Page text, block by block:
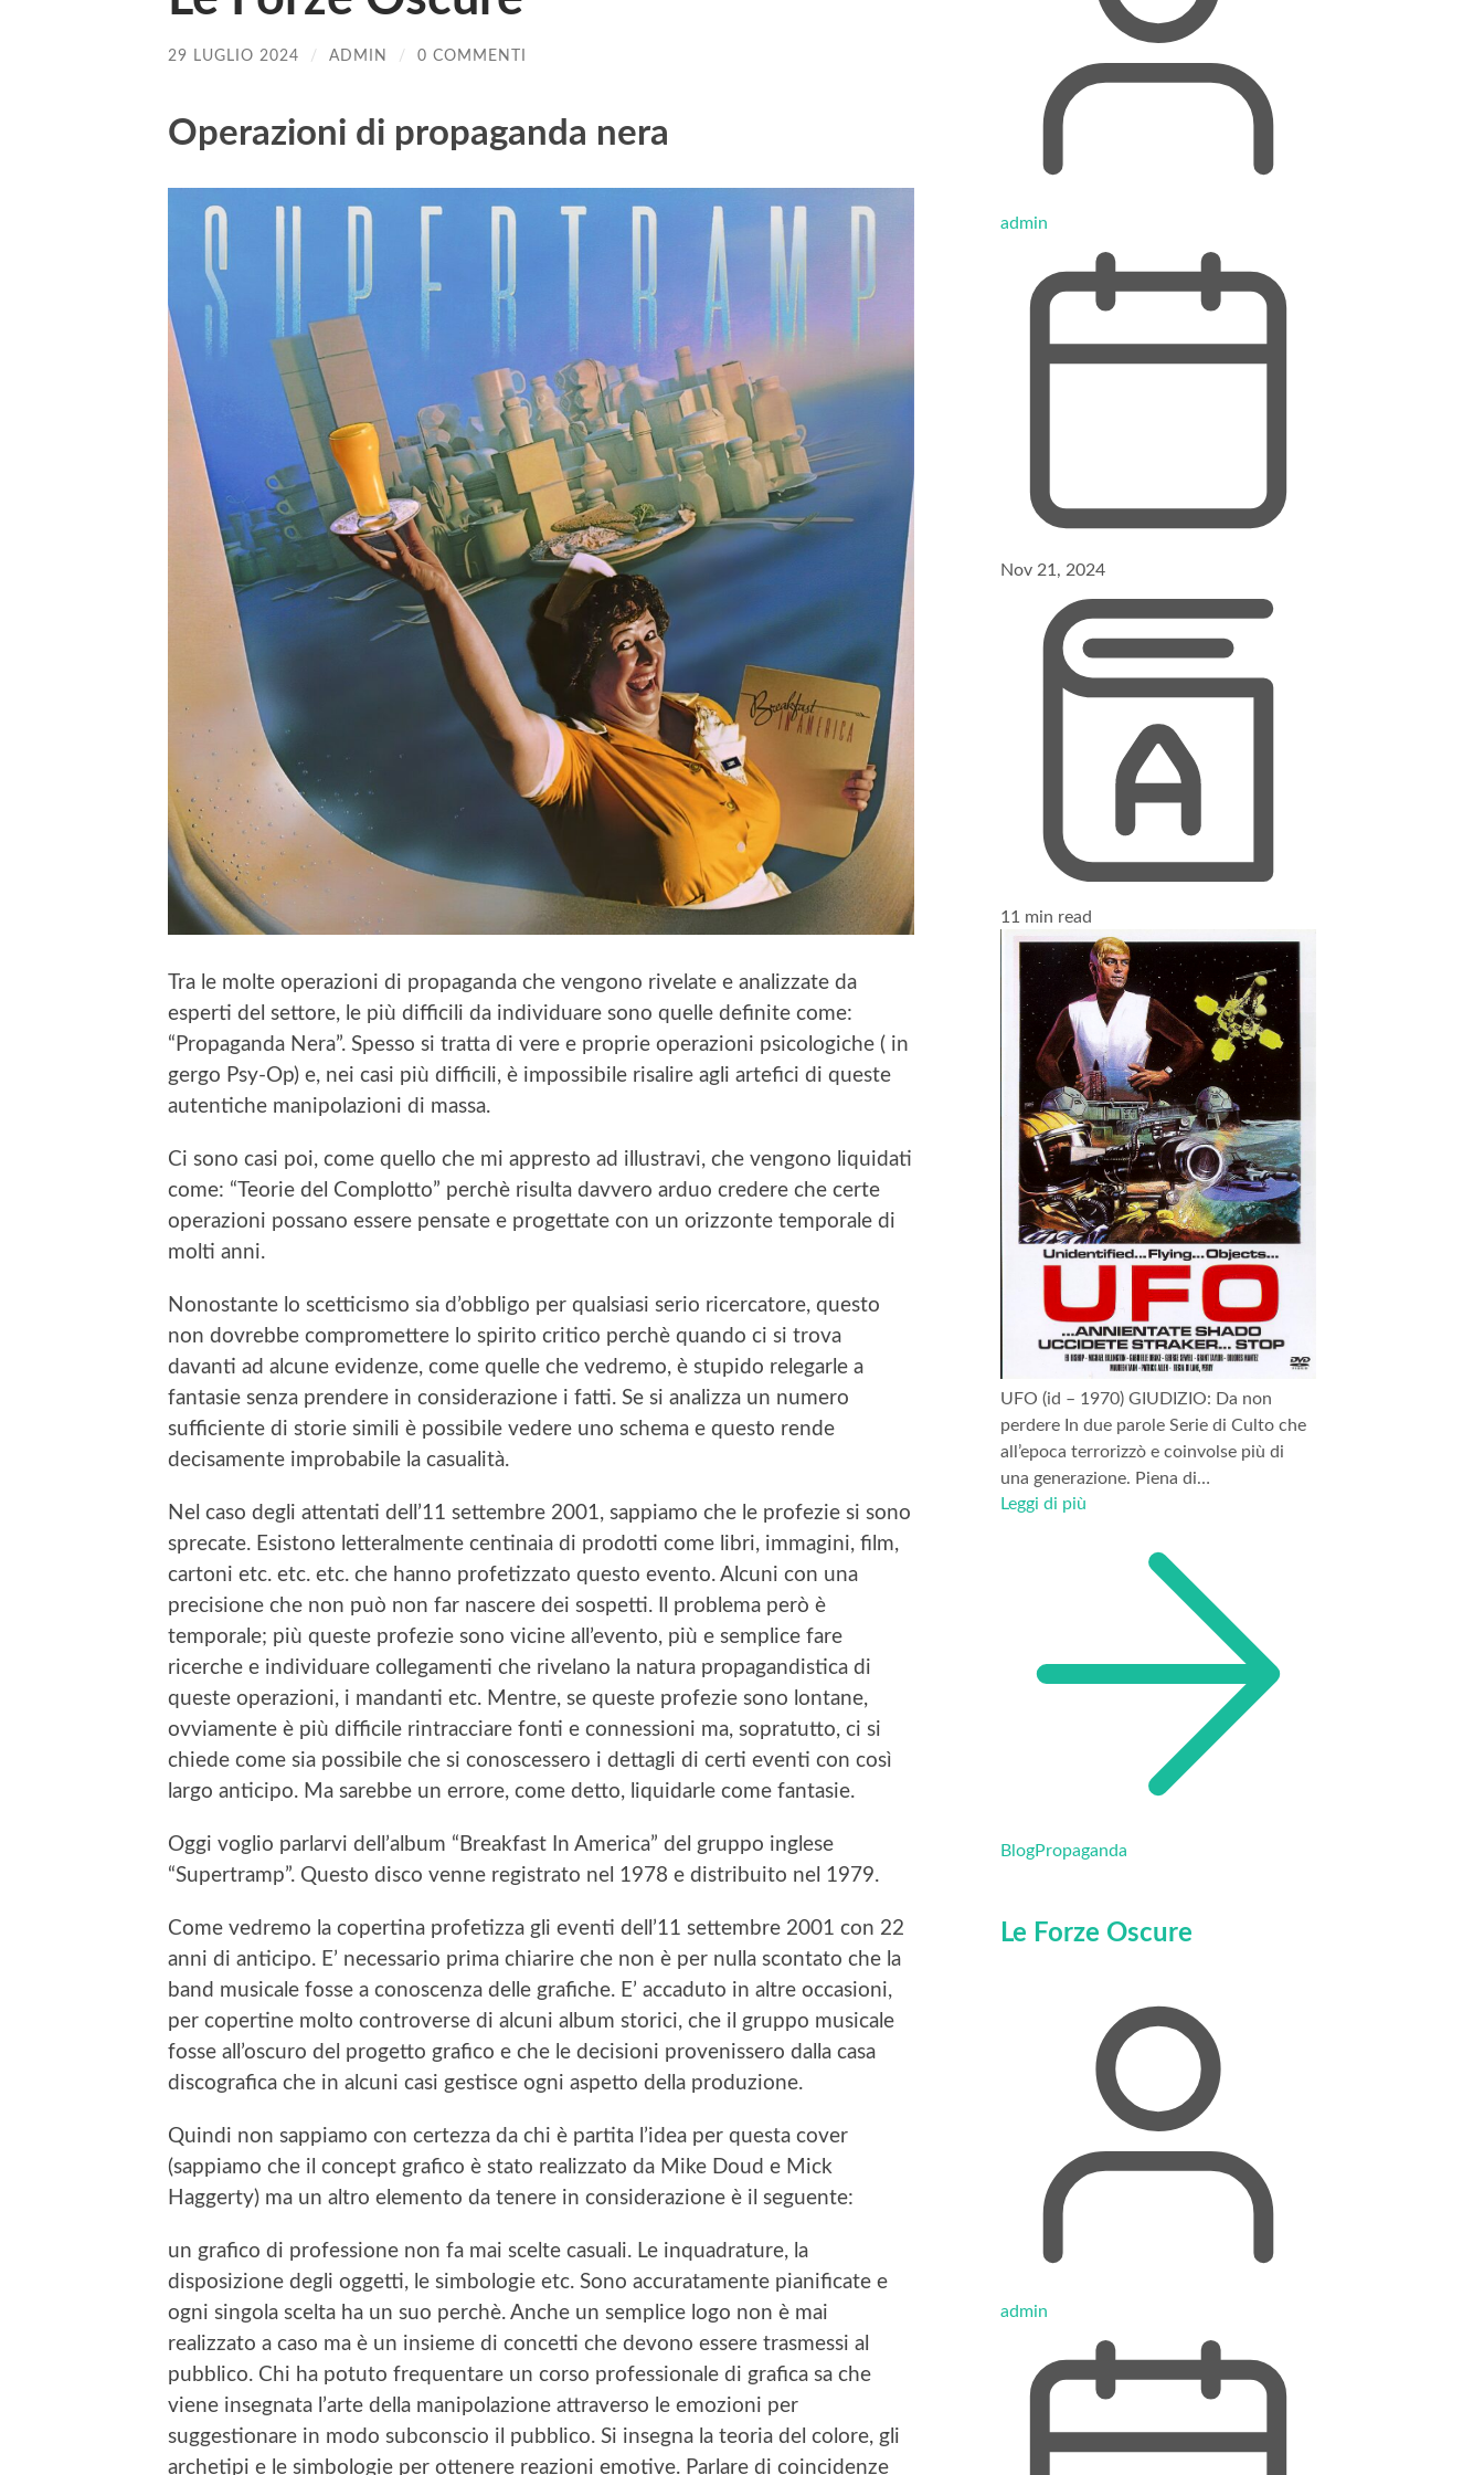
29 LUGLIO 2024 / ADMIN / 0 COMMENTI
Operazioni di propaganda nera
Tra le molte operazioni di propaganda che vengono rivelate e analizzate da
esperti del settore, le più difficili da individuare sono quelle definite come:
“Propaganda Nera”. Spesso si tratta di vere e proprie operazioni psicologiche ( in
gergo Psy-Op) e, nei casi più difficili, è impossibile risalire agli artefici di queste
autentiche manipolazioni di massa.
Ci sono casi poi, come quello che mi appresto ad illustravi, che vengono liquidati
come: “Teorie del Complotto” perchè risulta davvero arduo credere che certe
operazioni possano essere pensate e progettate con un orizzonte temporale di
molti anni.
Nonostante lo scetticismo sia d’obbligo per qualsiasi serio ricercatore, questo
non dovrebbe compromettere lo spirito critico perchè quando ci si trova
davanti ad alcune evidenze, come quelle che vedremo, è stupido relegarle a
fantasie senza prendere in considerazione i fatti. Se si analizza un numero
sufficiente di storie simili è possibile vedere uno schema e questo rende
decisamente improbabile la casualità.
Nel caso degli attentati dell’11 settembre 2001, sappiamo che le profezie si sono
sprecate. Esistono letteralmente centinaia di prodotti come libri, immagini, film,
cartoni etc. etc. etc. che hanno profetizzato questo evento. Alcuni con una
precisione che non può non far nascere dei sospetti. Il problema però è
temporale; più queste profezie sono vicine all’evento, più e semplice fare
ricerche e individuare collegamenti che rivelano la natura propagandistica di
queste operazioni, i mandanti etc. Mentre, se queste profezie sono lontane,
ovviamente è più difficile rintracciare fonti e connessioni ma, sopratutto, ci si
chiede come sia possibile che si conoscessero i dettagli di certi eventi con così
largo anticipo. Ma sarebbe un errore, come detto, liquidarle come fantasie.
Oggi voglio parlarvi dell’album “Breakfast In America” del gruppo inglese
“Supertramp”. Questo disco venne registrato nel 1978 e distribuito nel 1979.
Come vedremo la copertina profetizza gli eventi dell’11 settembre 2001 con 22
anni di anticipo. E’ necessario prima chiarire che non è per nulla scontato che la
band musicale fosse a conoscenza delle grafiche. E’ accaduto in altre occasioni,
per copertine molto controverse di alcuni album storici, che il gruppo musicale
fosse all’oscuro del progetto grafico e che le decisioni provenissero dalla casa
discografica che in alcuni casi gestisce ogni aspetto della produzione.
Quindi non sappiamo con certezza da chi è partita l’idea per questa cover
(sappiamo che il concept grafico è stato realizzato da Mike Doud e Mick
Haggerty) ma un altro elemento da tenere in considerazione è il seguente:
un grafico di professione non fa mai scelte casuali. Le inquadrature, la
disposizione degli oggetti, le simbologie etc. Sono accuratamente pianificate e
ogni singola scelta ha un suo perchè. Anche un semplice logo non è mai
realizzato a caso ma è un insieme di concetti che devono essere trasmessi al
pubblico. Chi ha potuto frequentare un corso professionale di grafica sa che
viene insegnata l’arte della manipolazione attraverso le emozioni per
suggestionare in modo subconscio il pubblico. Si insegna la teoria del colore, gli
archetipi e le simbologie per ottenere reazioni emotive. Parlare di coincidenze
admin
Nov 21, 2024
11 min read
UFO (id – 1970) GIUDIZIO: Da non
perdere In due parole Serie di Culto che
all’epoca terrorizzò e coinvolse più di
una generazione. Piena di…
Leggi di più
BlogPropaganda
Le Forze Oscure
admin